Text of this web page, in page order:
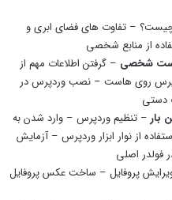
– تفاوت های فضای ابری و
از منابع شخصی
شخصی – گرفتن اطلاعات مهم از
روی هاست – نصب وردپرس در
بار– تنظیم وردپرس – وارد شدن به
از نوار ابزار وردپرس – آزمایش
فولدر اصلی
پروفایل – ساخت عکس پروفایل